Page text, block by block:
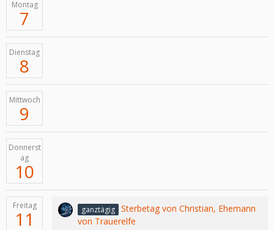
Montag
7
Dienstag
8
Mittwoch
9
Donnerst
ag
10
Freitag
11 ganztägig Sterbetag von Christian, Ehemann
von Trauerelfe